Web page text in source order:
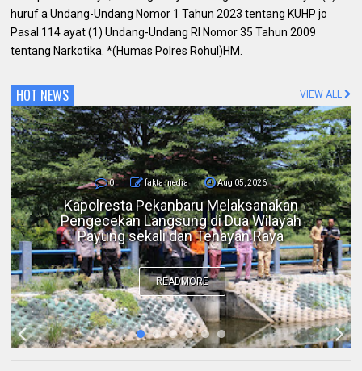
huruf a Undang-Undang Nomor 1 Tahun 2023 tentang KUHP jo
Pasal 114 ayat (1) Undang-Undang RI Nomor 35 Tahun 2009
tentang Narkotika. *(Humas Polres Rohul)HM.
HOT NEWS VIEW ALL
0 fakta media Aug 05, 2026
Bicara di Forum IMT-GT, Kapolda Riau:
Kerusakan Lingkungan pada Akhirnya
Menjadi Ancaman Keamanan
READMORE